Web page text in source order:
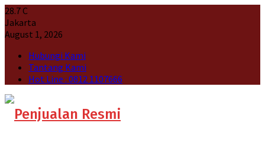
28.7C
Jakarta
August 1, 2026
Hubungi Kami
Tantang Kami
Hot Line : 0812 1107666